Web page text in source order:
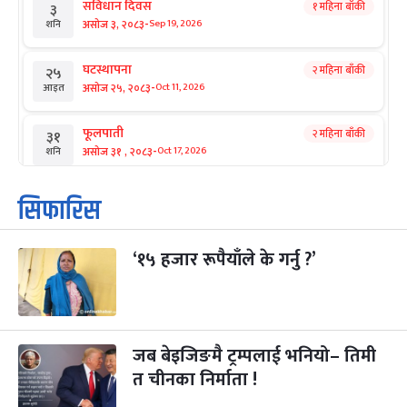
३
शनि
संविधान दिवस
असोज ३, २०८३-Sep 19, 2026
१ महिना बाँकी
२५
आइत
घटस्थापना
असोज २५, २०८३-Oct 11, 2026
२ महिना बाँकी
३१
शनि
फूलपाती
असोज ३१ , २०८३-Oct 17, 2026
२ महिना बाँकी
१
आइत
कार्तिक सङ्क्रान्ति
कार्तिक १, २०८३
३
मंगल कार्तिक ३, २०८३
२ महिना बाँकी
४
बुध कार्तिक ४, २०८३ Oct 21, 2026
५ पापा‌ङ्कुशा एकादशी व्रत
सिफारिस
‘१५ हजार रूपैयाँले के गर्नु ?’
जब बेइजिङमै ट्रम्पलाई भनियो– तिमी
त चीनका निर्माता !